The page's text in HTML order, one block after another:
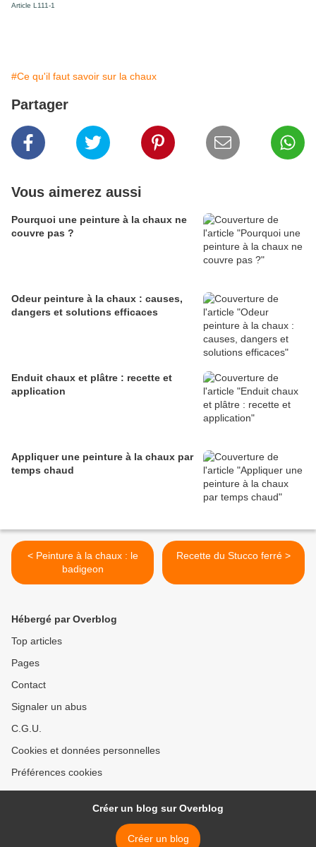
Article L111-1
#Ce qu'il faut savoir sur la chaux
Partager
Vous aimerez aussi
Pourquoi une peinture à la chaux ne
couvre pas ?
Odeur peinture à la chaux : causes,
dangers et solutions efficaces
Enduit chaux et plâtre : recette et
application
Appliquer une peinture à la chaux par
temps chaud
< Peinture à la chaux : le
badigeon
Recette du Stucco ferré >
Hébergé par Overblog
Top articles
Pages
Contact
Signaler un abus
C.G.U.
Cookies et données personnelles
Préférences cookies
Créer un blog sur Overblog
Créer un blog